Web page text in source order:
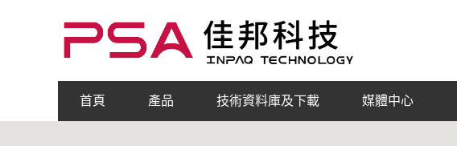
首頁 產品 技術資料庫及下載 媒體中心